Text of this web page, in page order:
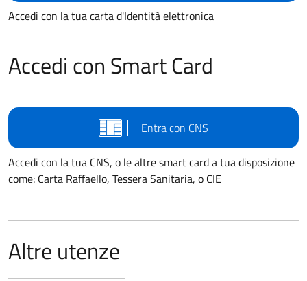
Accedi con la tua carta d'Identità elettronica
Accedi con Smart Card
Entra con CNS
Accedi con la tua CNS, o le altre smart card a tua disposizione
come: Carta Raffaello, Tessera Sanitaria, o CIE
Altre utenze